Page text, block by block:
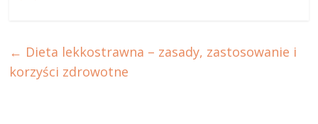
← Dieta lekkostrawna – zasady, zastosowanie i
korzyści zdrowotne